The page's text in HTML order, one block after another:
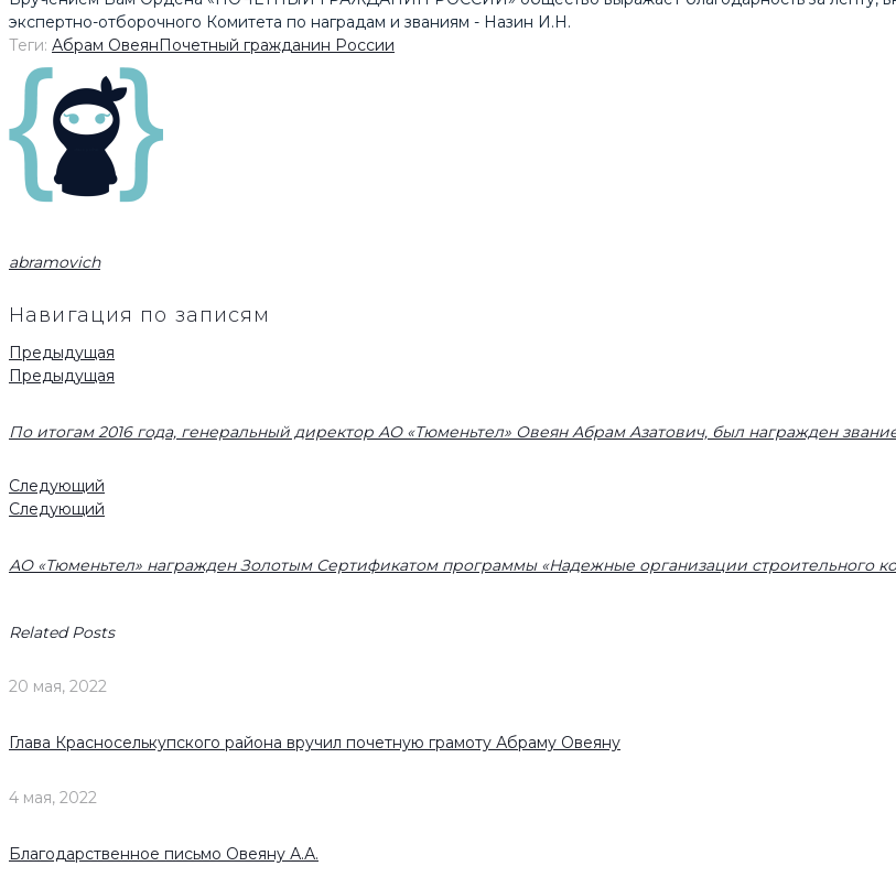
Теги: Абрам ОвеянПочетный гражданин России
abramovich
Навигация по записям
Предыдущая
Предыдущая
По итогам 2016 года, генеральный директор АО «Тюменьтел» Овеян Абрам Азатович, был награжден
Следующий
Следующий
АО «Тюменьтел» награжден Золотым Сертификатом программы «Надежные организации строительного
Related Posts
20 мая, 2022
Глава Красноселькупского района вручил почетную грамоту Абраму Овеяну
4 мая, 2022
Благодарственное письмо Овеяну А.А.